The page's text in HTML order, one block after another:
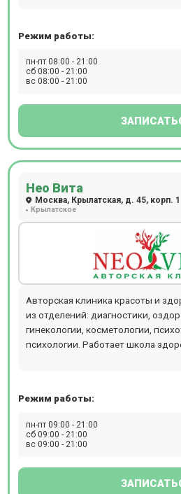
получит помощь каждый, от мала
неврологии и другие.
Режим работы:
пн-пт 08:00 - 21:00
сб 08:00 - 21:00
вс 08:00 - 21:00
Нео Вита
Москва, Крылатская, д. 45, корп. 1
Крылатское
Авторская клиника красоты и
из отделений: диагностики,
гинекологии, косметологии,
психологии. Работает школа
различные тренинги и занятия по
парковка.
Режим работы:
пн-пт 09:00 - 21:00
сб 09:00 - 21:00
вс 09:00 - 21:00